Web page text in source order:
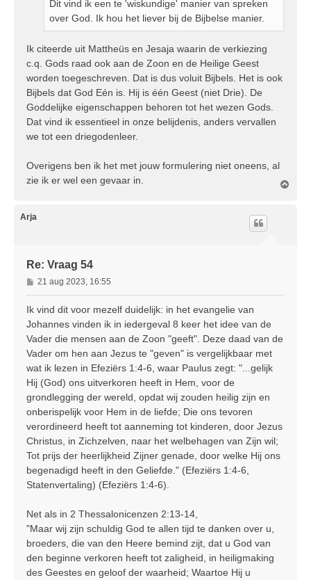
Dit vind ik een te 'wiskundige' manier van spreken
over God. Ik hou het liever bij de Bijbelse manier.
Ik citeerde uit Mattheüs en Jesaja waarin de verkiezing
c.q. Gods raad ook aan de Zoon en de Heilige Geest
worden toegeschreven. Dat is dus voluit Bijbels. Het is ook
Bijbels dat God Eén is. Hij is één Geest (niet Drie). De
Goddelijke eigenschappen behoren tot het wezen Gods.
Dat vind ik essentieel in onze belijdenis, anders vervallen
we tot een driegodenleer.
Overigens ben ik het met jouw formulering niet oneens, al
zie ik er wel een gevaar in.
Arja
Re: Vraag 54
B
e
r
h
t
21 aug 2023, 16:55
Ik vind dit voor mezelf duidelijk: in het evangelie van
Johannes vinden ik in iedergeval 8 keer het idee van de
Vader die mensen aan de Zoon "geeft". Deze daad van de
Vader om hen aan Jezus te "geven" is vergelijkbaar met
wat ik lezen in Efeziërs 1:4-6, waar Paulus zegt: "...gelijk
Hij (God) ons uitverkoren heeft in Hem, voor de
grondlegging der wereld, opdat wij zouden heilig zijn en
onberispelijk voor Hem in de liefde; Die ons tevoren
verordineerd heeft tot aanneming tot kinderen, door Jezus
Christus, in Zichzelven, naar het welbehagen van Zijn wil;
Tot prijs der heerlijkheid Zijner genade, door welke Hij ons
begenadigd heeft in den Geliefde." (Efeziërs 1:4-6,
Statenvertaling) (Efeziërs 1:4-6).
Net als in 2 Thessalonicenzen 2:13-14,
"Maar wij zijn schuldig God te allen tijd te danken over u,
broeders, die van den Heere bemind zijt, dat u God van
den beginne verkoren heeft tot zaligheid, in heiligmaking
des Geestes en geloof der waarheid; Waartoe Hij u